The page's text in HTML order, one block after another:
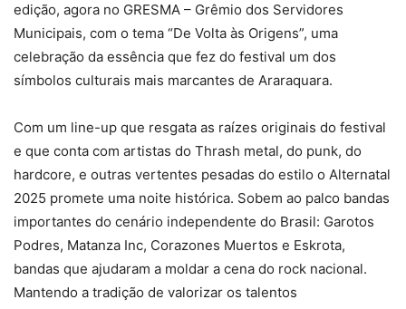
edição, agora no GRESMA – Grêmio dos Servidores
Municipais, com o tema “De Volta às Origens”, uma
celebração da essência que fez do festival um dos
símbolos culturais mais marcantes de Araraquara.
Com um line-up que resgata as raízes originais do festival
e que conta com artistas do Thrash metal, do punk, do
hardcore, e outras vertentes pesadas do estilo o Alternatal
2025 promete uma noite histórica. Sobem ao palco bandas
importantes do cenário independente do Brasil: Garotos
Podres, Matanza Inc, Corazones Muertos e Eskrota,
bandas que ajudaram a moldar a cena do rock nacional.
Mantendo a tradição de valorizar os talentos